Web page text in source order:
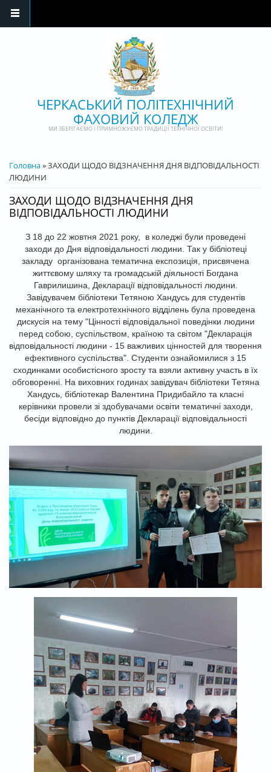
ЧЕРКАСЬКИЙ ПОЛІТЕХНІЧНИЙ
ФАХОВИЙ КОЛЕДЖ
МИ ЗБЕРІГАЄМО І ПРИМНОЖУЄМО ТРАДИЦІЇ ТЕХНІЧНОЇ ОСВІТИ!
ВИ Є ТУТ
Головна» ЗАХОДИ ЩОДО ВІДЗНАЧЕННЯ ДНЯ ВІДПОВІДАЛЬНОСТІ
ЛЮДИНИ
ЗАХОДИ ЩОДО ВІДЗНАЧЕННЯ ДНЯ
ВІДПОВІДАЛЬНОСТІ ЛЮДИНИ
З 18 до 22 жовтня 2021 року, в коледжі були проведені
заходи до Дня відповідальності людини. Так у бібліотеці
закладу організована тематична експозиція, присвячена
життєвому шляху та громадській діяльності Богдана
Гаврилишина, Декларації відповідальності людини.
Завідувачем бібліотеки Тетяною Хандусь для студентів
механічного та електротехнічного відділень була проведена
дискусія на тему "Цінності відповідальної поведінки людини
перед собою, суспільством, країною та світом "Декларація
відповідальності людини - 15 важливих цінностей для творення
ефективного суспільства". Студенти ознайомилися з 15
сходинками особистісного зросту та взяли активну участь в їх
обговоренні. На виховних годинах завідувач бібліотеки Тетяна
Хандусь, бібліотекар Валентина Придибайло та класні
керівники провели зі здобувачами освіти тематичні заходи,
бесіди відповідно до пунктів Декларації відповідальності
людини.